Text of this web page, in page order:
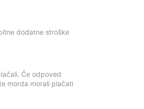
dodatne stroške
Če odpoved
morda morali plačati